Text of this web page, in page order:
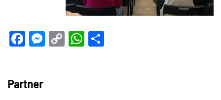
Facebook
Messenger
CopyWhatsApp
Partner